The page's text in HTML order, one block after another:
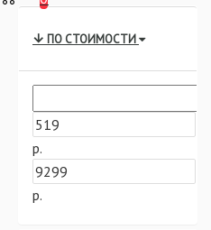
ПО СТОИМОСТИ
р.
р.